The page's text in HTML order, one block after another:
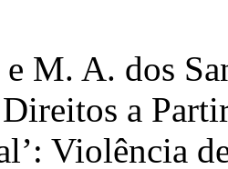
M. A. dos
Direitos a
Violência